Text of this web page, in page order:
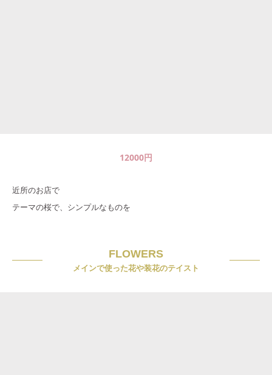
12000円
近所のお店で
テーマの桜で、シンプルなものを
FLOWERS
メインで使った花や装花のテイスト